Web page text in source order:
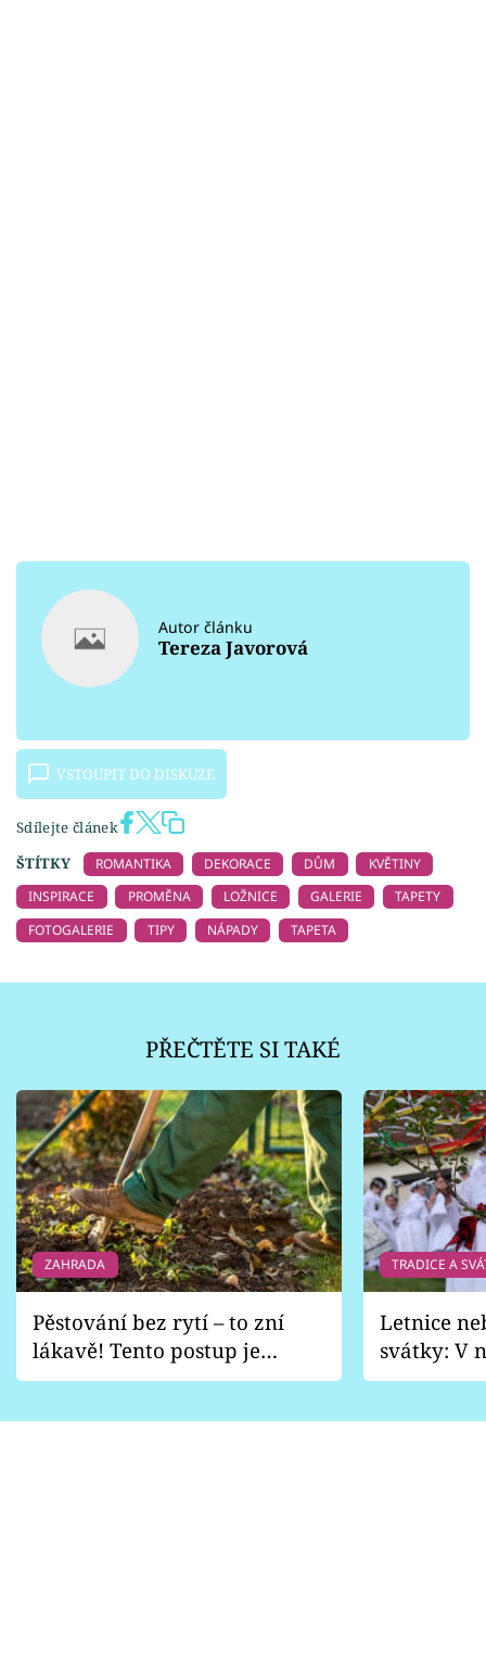
Autor článku
Tereza Javorová
VSTOUPIT DO DISKUZE
Sdílejte článek
ŠTÍTKY
ROMANTIKA DEKORACE DŮM
KVĚTINY
INSPIRACE
PROMĚNA LOŽNICE GALERIE
TAPETY
FOTOGALERIE
TIPY NÁPADY TAPETA
PŘEČTĚTE SI TAKÉ
ZAHRADA
Pěstování bez rytí – to zní
lákavě! Tento postup je
vhodný jen pro některé
TRADICE A
Letnice
svátky: V
pondělí